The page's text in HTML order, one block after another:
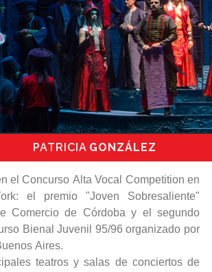
PATRICIA GONZÁLEZ
el Concurso Alta Vocal Competition en
el premio "Joven Sobresaliente"
Comercio de Córdoba y el segundo
Bienal Juvenil 95/96 organizado por
Aires.
teatros y salas de conciertos de